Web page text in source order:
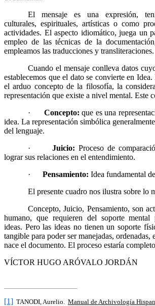
El mensaje es una expresión,
culturales, espirituales, artísticas o como
actividades. El aspecto idiomático, juega un
empleo de las técnicas de la
empleamos las traducciones y transliteraciones.
Cuando el mensaje conlleva datos
establecemos que el dato se convierte en
el arduo concepto de la filosofía, la
representación que existe a nivel mental. Este
·
Concepto: que es una
idea. La representación simbólica
del lenguaje.
·
Juicio: Proceso de
lograr sus relaciones en el entendimiento.
·
Pensamiento: Idea fundamental
El presente cuadro nos ilustra sobre lo
Concepto, Juicio, Pensamiento, son
humano, que requieren del soporte mental
ideas. Pero las ideas no tienen un soporte
tangible para poder ser manejadas, ordenadas,
nace el documento. El proceso estaría
VÍCTOR HUGO ARÓVALO JORDÁN
[1] TANODI, Aurelio.
Manual de Archivología